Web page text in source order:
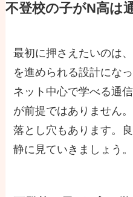
不登校の子がN高は
最初に押さえたいのは
を進められる設計にな
ネット中心で学べる通
が前提ではありません
落とし穴もあります。
静に見ていきましょう。